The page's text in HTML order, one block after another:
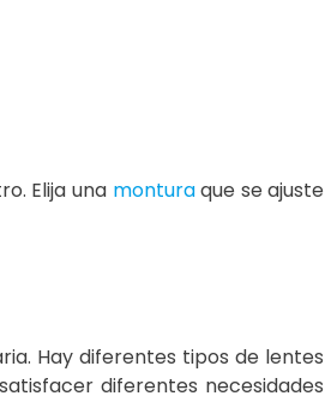
Elija una monturaque se ajuste
Hay diferentes tipos de lentes
diferentes necesidades